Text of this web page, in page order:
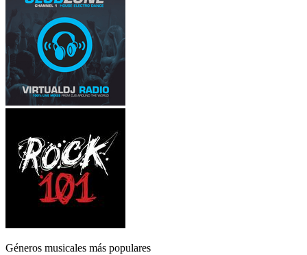
Géneros musicales más populares